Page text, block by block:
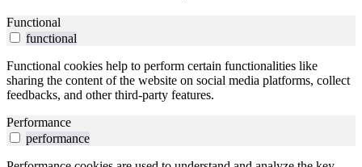
Functional
functional
Functional cookies help to perform certain functionalities like
sharing the content of the website on social media platforms, collect
feedbacks, and other third-party features.
Performance
performance